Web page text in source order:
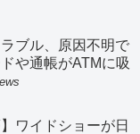
ブル、原因不明で
や通帳がATMに吸
ワイドショーが日